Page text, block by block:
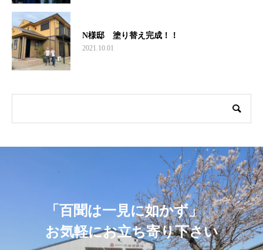
N様邸 塗り替え完成！！
2021.10.01
「百聞は一見に如かず」
お気軽にお立ち寄り下さい